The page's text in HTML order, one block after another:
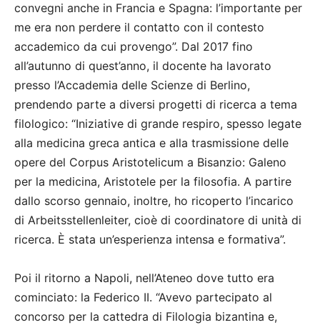
convegni anche in Francia e Spagna: l’importante per
me era non perdere il contatto con il contesto
accademico da cui provengo”. Dal 2017 fino
all’autunno di quest’anno, il docente ha lavorato
presso l’Accademia delle Scienze di Berlino,
prendendo parte a diversi progetti di ricerca a tema
filologico: “Iniziative di grande respiro, spesso legate
alla medicina greca antica e alla trasmissione delle
opere del Corpus Aristotelicum a Bisanzio: Galeno
per la medicina, Aristotele per la filosofia. A partire
dallo scorso gennaio, inoltre, ho ricoperto l’incarico
di Arbeitsstellenleiter, cioè di coordinatore di unità di
ricerca. È stata un’esperienza intensa e formativa”.
Poi il ritorno a Napoli, nell’Ateneo dove tutto era
cominciato: la Federico II. “Avevo partecipato al
concorso per la cattedra di Filologia bizantina e,